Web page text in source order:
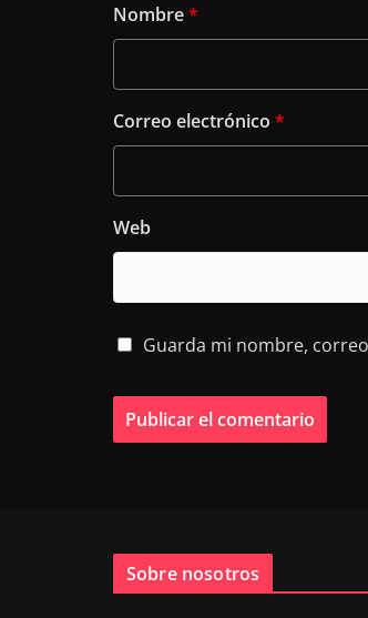
Nombre*
Correo electrónico *
Web
Guarda mi nombre,
Sobre nosotros